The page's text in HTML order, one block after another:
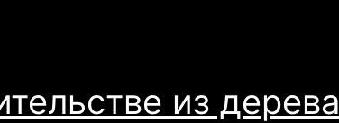
из дерева